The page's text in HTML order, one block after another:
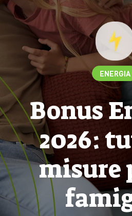
ENERGIA
Bonus
2026:
misure